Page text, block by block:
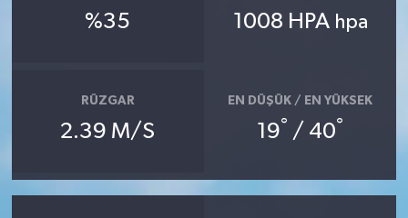
%35 1008 HPA hpa
RÜZGAR
2.39 M/S
EN DÜŞÜK / EN YÜKSEK
19° / 40°